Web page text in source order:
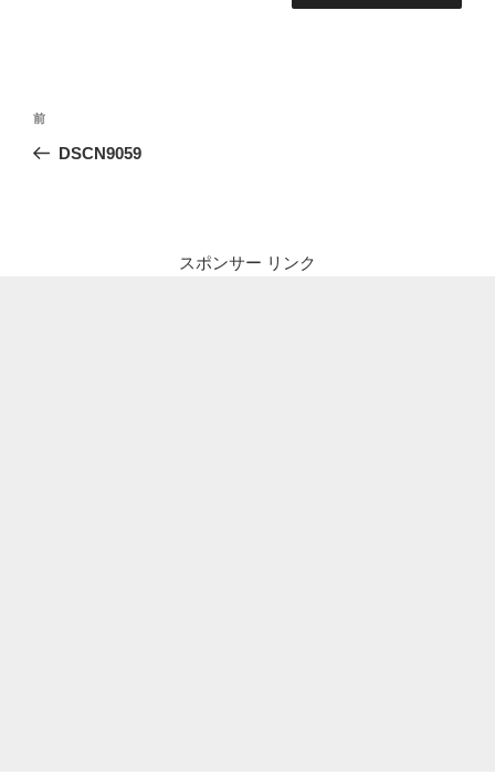
投
ナ
前
の
前
DSCN9059
スポンサー リンク